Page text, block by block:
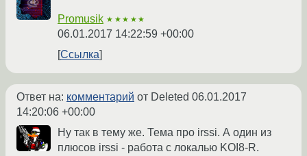
Promusik ★★★★★
06.01.2017 14:22:59 +00:00
Ссылка
Ответ на: комментарий от Deleted 06.01.2017
14:20:06 +00:00
Ну так в тему же. Тема про irssi. А один из
плюсов irssi - работа с локалью KOI8-R.